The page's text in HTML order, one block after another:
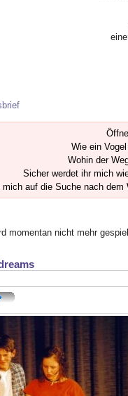
Wie ein
Wohin der
Sicher werdet ihr mich
mich auf die Suche nach
momentan nicht mehr